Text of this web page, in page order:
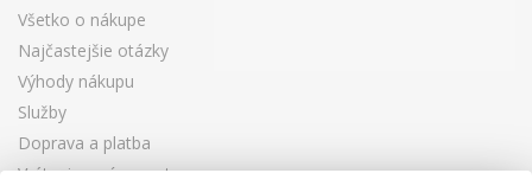
Všetko o nákupe
Najčastejšie otázky
Výhody nákupu
Služby
Doprava a platba
Vrátenie a výmena tovaru